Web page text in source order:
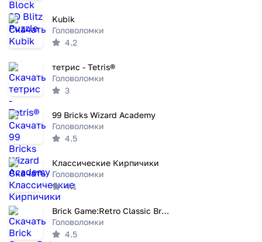
Kubik
Головоломки
4.2
тетрис - Tetris®
Головоломки
3
99 Bricks Wizard Academy
Головоломки
4.5
Классические Кирпичики
Головоломки
4.1
Brick Game:Retro Classic Brick
Головоломки
4.5